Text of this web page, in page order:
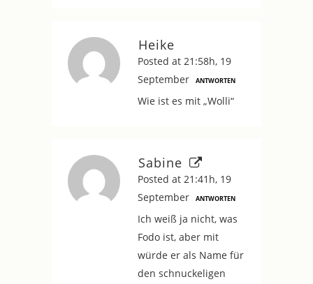
Heike
Posted at 21:58h, 19
September
ANTWORTEN
Wie ist es mit „Wolli“
Sabine
Posted at 21:41h, 19
September
ANTWORTEN
Ich weiß ja nicht, was
Fodo ist, aber mit
würde er als Name für
den schnuckeligen